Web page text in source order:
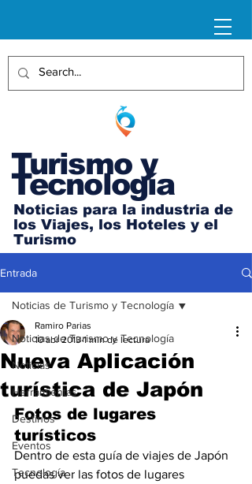
Turismo y
Tecnología
Noticias para la industria de
los Viajes, los Hoteles y el
Turismo
Entrada
Noticias de Turismo y Tecnología
Noticias
Herramientas
Destinos
Eventos
Tecnología
Noticias de Turismo y Tecnología
Nueva Aplicación
turística de Japón
Ramiro Parias
10 abr 2013 1 min de lectura
Fotos de lugares
turísticos
Dentro de esta guía de viajes de Japón
puedas ver las fotos de lugares